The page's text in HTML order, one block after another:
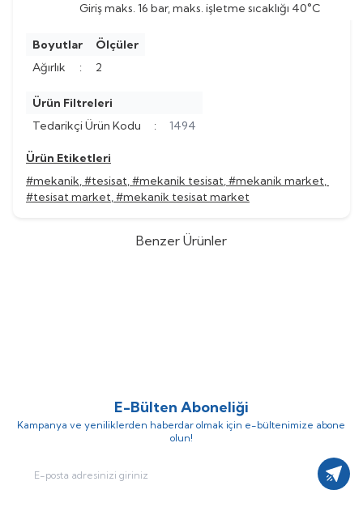
Giriş maks. 16 bar, maks. işletme sıcaklığı 40°C
Boyutlar
Ölçüler
Ağırlık
: 2
Ürün Filtreleri
Tedarikçi Ürün Kodu
: 1494
Ürün Etiketleri
#mekanik,#tesisat,#mekanik tesisat,#mekanik market,
#tesisat market,#mekanik tesisat market
Benzer Ürünler
E-Bülten Aboneliği
Kampanya ve yeniliklerden haberdar olmak için e-bültenimize abone
olun!